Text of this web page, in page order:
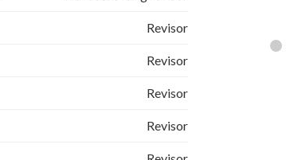
Revisor
Revisor
Revisor
Revisor